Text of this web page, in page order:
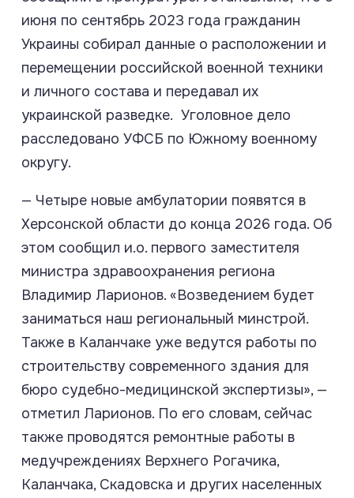
июня по сентябрь 2023 года гражданин
Украины собирал данные о расположении и
перемещении российской военной техники
и личного состава и передавал их
украинской разведке. Уголовное дело
расследовано УФСБ по Южному военному
округу.
— Четыре новые амбулатории появятся в
Херсонской области до конца 2026 года. Об
этом сообщил и.о. первого заместителя
министра здравоохранения региона
Владимир Ларионов. «Возведением будет
заниматься наш региональный минстрой.
Также в Каланчаке уже ведутся работы по
строительству современного здания для
бюро судебно-медицинской экспертизы», —
отметил Ларионов. По его словам, сейчас
также проводятся ремонтные работы в
медучреждениях Верхнего Рогачика,
Каланчака, Скадовска и других населенных